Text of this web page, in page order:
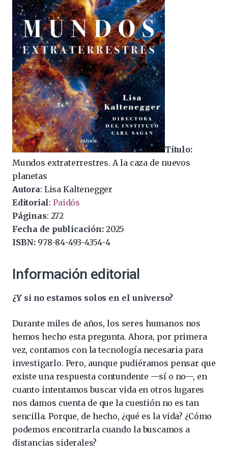
Título:
Mundos extraterrestres. A la caza de nuevos
planetas
Autora: Lisa Kaltenegger
Editorial:Paidós
Páginas: 272
Fecha de publicación: 2025
ISBN: 978-84-493-4354-4
Información editorial
¿Y si no estamos solos en el universo?
Durante miles de años, los seres humanos nos
hemos hecho esta pregunta. Ahora, por primera
vez, contamos con la tecnología necesaria para
investigarlo. Pero, aunque pudiéramos pensar que
existe una respuesta contundente —sí o no—, en
cuanto intentamos buscar vida en otros lugares
nos damos cuenta de que la cuestión no es tan
sencilla. Porque, de hecho, ¿qué es la vida? ¿Cómo
podemos encontrarla cuando la buscamos a
distancias siderales?